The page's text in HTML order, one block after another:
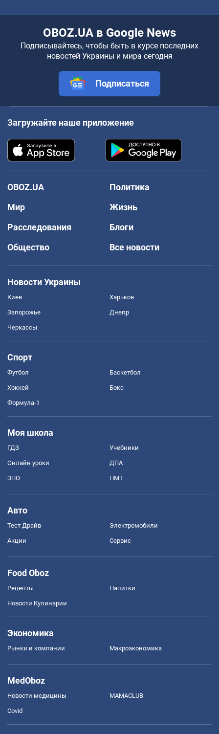
OBOZ.UA в Google News
Подписывайтесь, чтобы быть в курсе последних
новостей Украины и мира сегодня
Подписаться
Загружайте наше приложение
OBOZ.UA
Политика
Мир
Жизнь
Расследования
Блоги
Общество
Все новости
Новости Украины
Киев Харьков
Запорожье Днепр
Черкассы
Спорт
Футбол Баскетбол
Хоккей Бокс
Формула-1
Моя школа
ГДЗ Учебники
Онлайн уроки ДПА
ЗНО НМТ
Авто
Тест Драйв Электромобили
Акции Сервис
Food Oboz
Рецепты Напитки
Новости Кулинарии
Экономика
Рынки и компании Mакроэкономика
MedOboz
Новости медицины MAMACLUB
Covid